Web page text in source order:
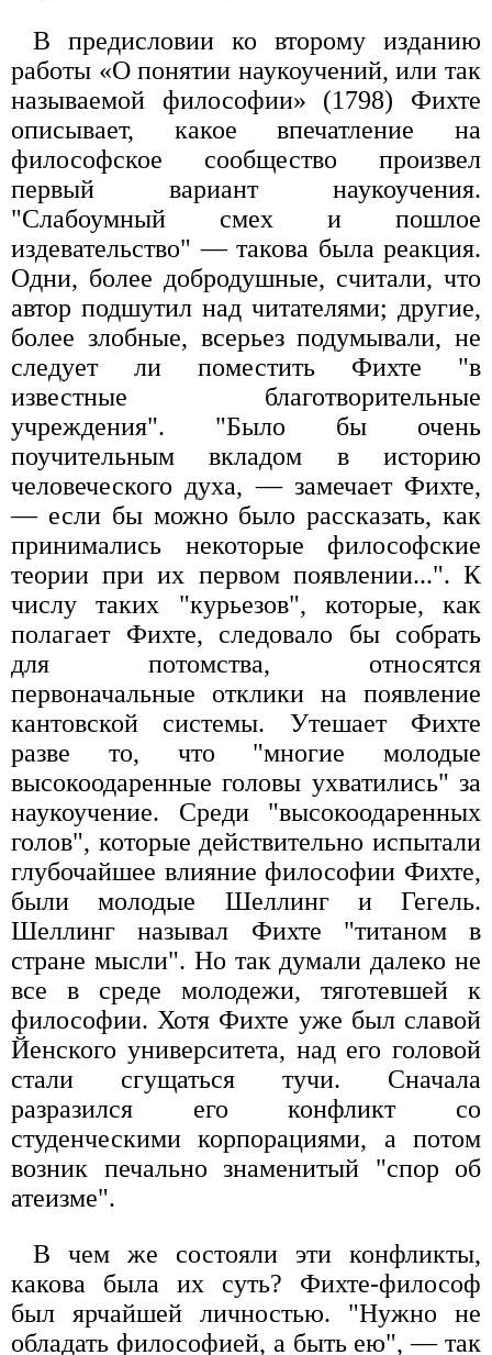
В предисловии ко второму изданию
работы «О понятии наукоучений, или так
называемой философии» (1798) Фихте
описывает, какое впечатление на
философское сообщество произвел
первый вариант наукоучения.
"Слабоумный смех и пошлое
издевательство" — такова была реакция.
Одни, более добродушные, считали, что
автор подшутил над читателями; другие,
более злобные, всерьез подумывали, не
следует ли поместить Фихте "в
известные благотворительные
учреждения". "Было бы очень
поучительным вкладом в историю
человеческого духа, — замечает Фихте,
— если бы можно было рассказать, как
принимались некоторые философские
теории при их первом появлении...". К
числу таких "курьезов", которые, как
полагает Фихте, следовало бы собрать
для потомства, относятся
первоначальные отклики на появление
кантовской системы. Утешает Фихте
разве то, что "многие молодые
высокоодаренные головы ухватились" за
наукоучение. Среди "высокоодаренных
голов", которые действительно испытали
глубочайшее влияние философии Фихте,
были молодые Шеллинг и Гегель.
Шеллинг называл Фихте "титаном в
стране мысли". Но так думали далеко не
все в среде молодежи, тяготевшей к
философии. Хотя Фихте уже был славой
Йенского университета, над его головой
стали сгущаться тучи. Сначала
разразился его конфликт со
студенческими корпорациями, а потом
возник печально знаменитый "спор об
атеизме".
В чем же состояли эти конфликты,
какова была их суть? Фихте-философ
был ярчайшей личностью. "Нужно не
обладать философией, а быть ею", — так